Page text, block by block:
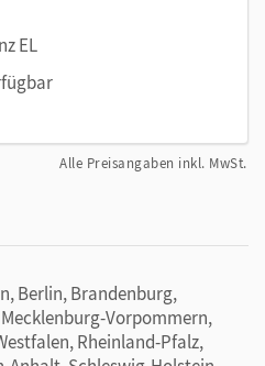
EL
Alle Preisangaben inkl. MwSt.
Berlin, Brandenburg,
Vorpommern,
Rheinland-Pfalz,